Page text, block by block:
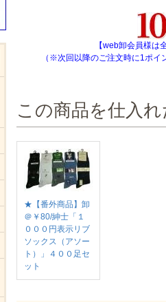
【web卸会員様は
（※次回以降のご注文時に1ポイ
この商品を仕入
★【番外商品】卸
＠￥80/紳士「１
０００円表示リブ
ソックス（アソー
ト）」４００足セ
ット